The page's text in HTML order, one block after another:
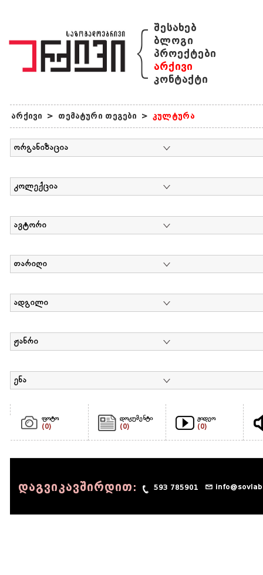
{ შესახებ
ბლოგი
პროექტები
არქივი
კონტაქტი
არქივი > თემატური თეგები > კულტურა
ორგანიზაცია
კოლექცია
ავტორი
თარიღი
ადგილი
ჟანრი
ენა
ფოტო
(0)
დოკუმენტი
(0)
ვიდეო
(0)
დაგვიკავშირდით: 593 785901